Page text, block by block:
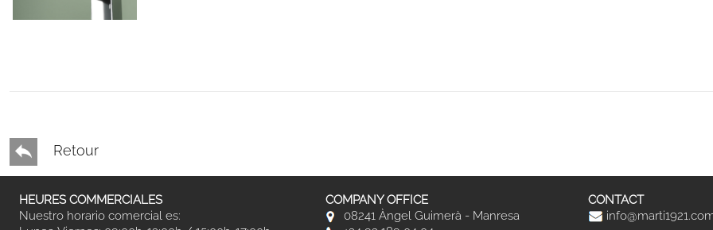
Retour
HEURES COMMERCIALES
Nuestro horario comercial es:
COMPANY OFFICE
08241 Àngel Guimerà - Manresa
CONTACT